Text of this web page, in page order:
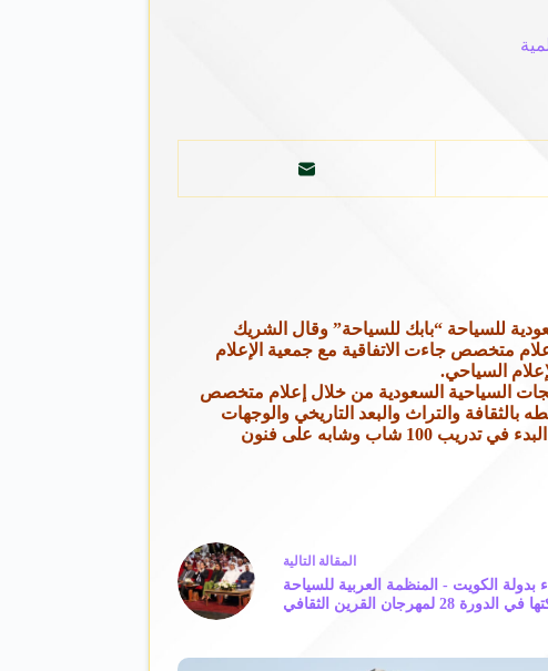
للسياحة “بابك للسياحة” وقال الشريك
متخصص جاءت الاتفاقية مع جمعية الإعلام
السياحي.
سياحي ولديها رؤية واضحة لتسويق المنتجات السياحية السعودية من خلال إعلام متخصص
بالثقافة والتراث والبعد التاريخي والوجهات
السياحية ومكتسبات الوطن الممتده من الصحراء الى الجبال والبحار والجزر والطبيعة الجاذبة وفي عرض حديثه وضح آل دغيم الى البدء في تدريب 100 شاب وشابه على فنون
المقالة التالية
الكويت - المنظمة العربية للسياحة
28 لمهرجان القرين الثقافي